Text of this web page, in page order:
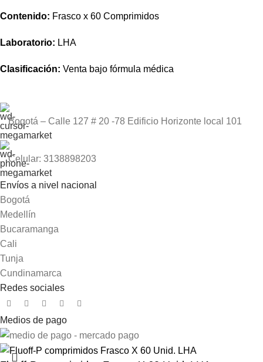
Contenido: Frasco x 60 Comprimidos
Laboratorio: LHA
Clasificación: Venta bajo fórmula médica
Bogotá – Calle 127 # 20 -78 Edificio Horizonte local 101
Celular: 3138898203
Envíos a nivel nacional
Bogotá
Medellín
Bucaramanga
Cali
Tunja
Cundinamarca
Redes sociales
Medios de pago